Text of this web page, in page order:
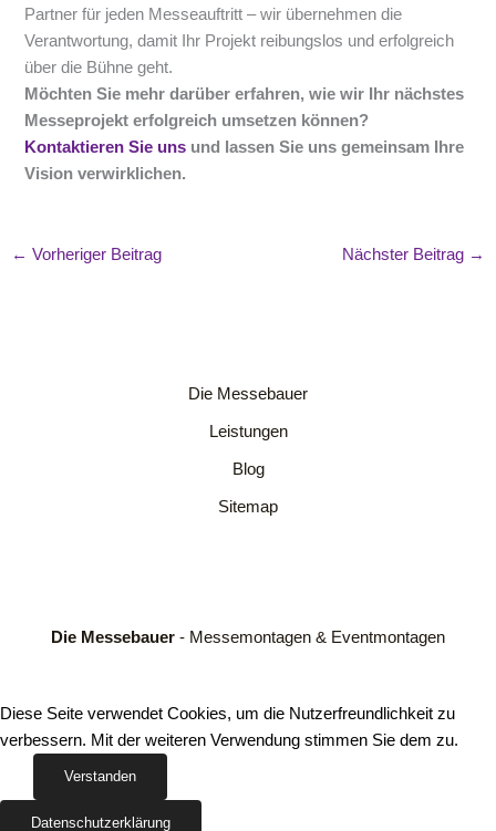
Partner für jeden Messeauftritt – wir übernehmen die
Verantwortung, damit Ihr Projekt reibungslos und erfolgreich
über die Bühne geht.
Möchten Sie mehr darüber erfahren, wie wir Ihr nächstes
Messeprojekt erfolgreich umsetzen können?
Kontaktieren Sie uns und lassen Sie uns gemeinsam Ihre
Vision verwirklichen.
← Vorheriger Beitrag Nächster Beitrag →
Die Messebauer
Leistungen
Blog
Sitemap
Die Messebauer - Messemontagen & Eventmontagen
Diese Seite verwendet Cookies, um die Nutzerfreundlichkeit zu
verbessern. Mit der weiteren Verwendung stimmen Sie dem zu.
Verstanden
Datenschutzerklärung